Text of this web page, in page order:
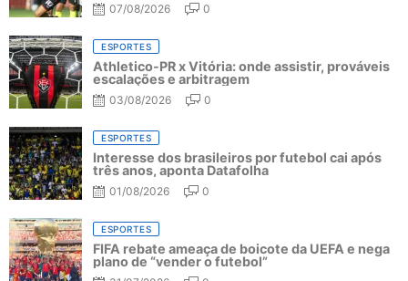
07/08/2026 0
ESPORTES
Athletico-PR x Vitória: onde assistir, prováveis
escalações e arbitragem
03/08/2026 0
ESPORTES
Interesse dos brasileiros por futebol cai após
três anos, aponta Datafolha
01/08/2026 0
ESPORTES
FIFA rebate ameaça de boicote da UEFA e nega
plano de “vender o futebol”